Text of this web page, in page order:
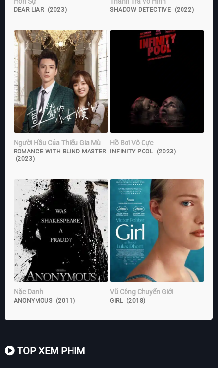
DEAR LIAR (2023) SHADOW DETECTIVE (2022)
Người Hầu Của Thiếu Gia Mù
ROMANCE WITH BLIND MASTER
(2023)
Hồ Bơi Vô Cực
INFINITY POOL (2023)
Nặc Danh
ANONYMOUS (2011)
Vũ Công Chuyển Giới
GIRL (2018)
TOP XEM PHIM